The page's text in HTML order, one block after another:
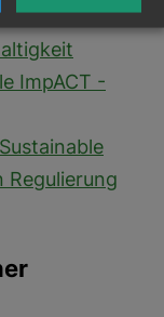
zwischen
ImpACT -
Sustainable
Regulierung